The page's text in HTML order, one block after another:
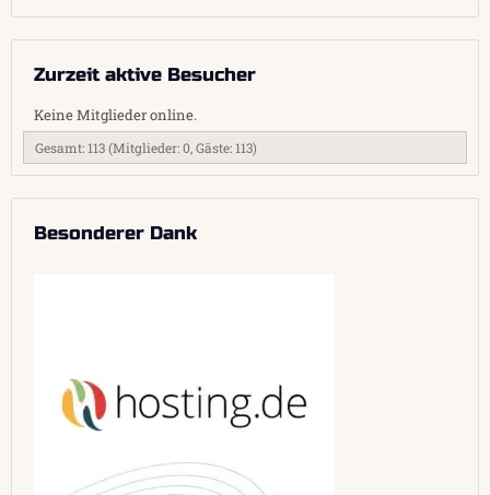
Zurzeit aktive Besucher
Keine Mitglieder online.
Gesamt: 113 (Mitglieder: 0, Gäste: 113)
Besonderer Dank